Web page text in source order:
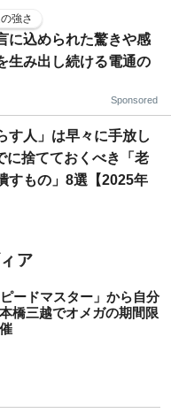
強さ
に込められた驚きや感
生み出し続ける電通の
Sponsored
す人」は早々に手放し
に捨てておくべき「老
すもの」8選【2025年
ードマスター」から自分
橋三越でオメガの期間限